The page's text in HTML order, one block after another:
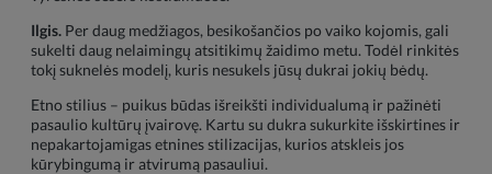
Ilgis. Per daug medžiagos, besikošančios po vaiko kojomis, gali
sukelti daug nelaimingų atsitikimų žaidimo metu. Todėl rinkitės
tokį suknelės modelį, kuris nesukels jūsų dukrai jokių bėdų.
Etno stilius – puikus būdas išreikšti individualumą ir pažinėti
pasaulio kultūrų įvairovę. Kartu su dukra sukurkite išskirtines ir
nepakartojamigas etnines stilizacijas, kurios atskleis jos
kūrybingumą ir atvirumą pasauliui.